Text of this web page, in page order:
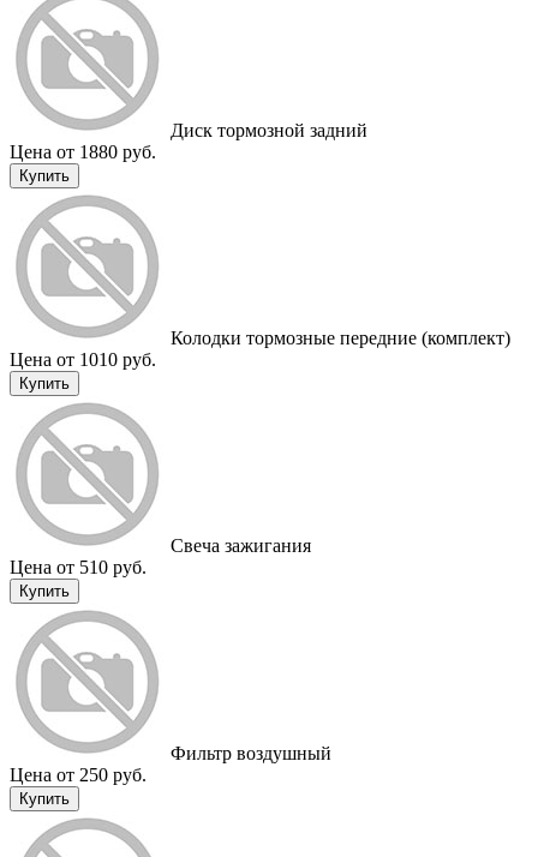
Диск тормозной задний
Цена от 1880 руб.
Купить
Колодки тормозные передние (комплект)
Цена от 1010 руб.
Купить
Свеча зажигания
Цена от 510 руб.
Купить
Фильтр воздушный
Цена от 250 руб.
Купить